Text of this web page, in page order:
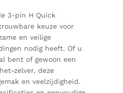
3-pin H Quick
keuze voor
en veilige
nodig heeft. Of u
bent of gewoon een
zelver, deze
en veelzijdigheid.